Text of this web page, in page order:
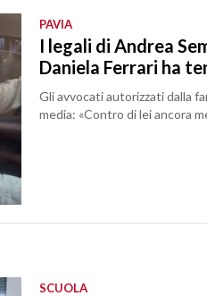
PAVIA
I legali di Andrea
Daniela Ferrari ha
Gli avvocati autorizzati dalla
media: «Contro di lei ancora
SCUOLA